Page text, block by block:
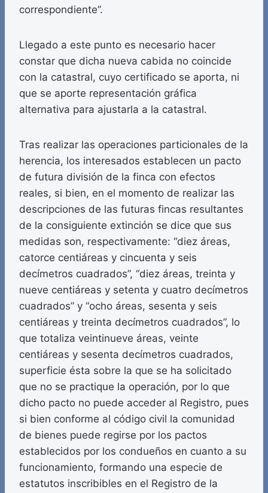
correspondiente”.
Llegado a este punto es necesario hacer
constar que dicha nueva cabida no coincide
con la catastral, cuyo certificado se aporta, ni
que se aporte representación gráfica
alternativa para ajustarla a la catastral.
Tras realizar las operaciones particionales de la
herencia, los interesados establecen un pacto
de futura división de la finca con efectos
reales, si bien, en el momento de realizar las
descripciones de las futuras fincas resultantes
de la consiguiente extinción se dice que sus
medidas son, respectivamente: “diez áreas,
catorce centiáreas y cincuenta y seis
decímetros cuadrados”, “diez áreas, treinta y
nueve centiáreas y setenta y cuatro decímetros
cuadrados” y “ocho áreas, sesenta y seis
centiáreas y treinta decímetros cuadrados”, lo
que totaliza veintinueve áreas, veinte
centiáreas y sesenta decímetros cuadrados,
superficie ésta sobre la que se ha solicitado
que no se practique la operación, por lo que
dicho pacto no puede acceder al Registro, pues
si bien conforme al código civil la comunidad
de bienes puede regirse por los pactos
establecidos por los condueños en cuanto a su
funcionamiento, formando una especie de
estatutos inscribibles en el Registro de la